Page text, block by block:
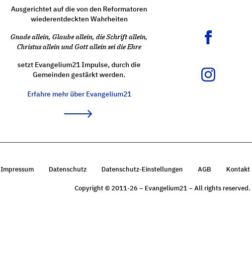
Ausgerichtet auf die von den Reformatoren
wiederentdeckten Wahrheiten
Gnade allein, Glaube allein, die Schrift allein,
Christus allein und Gott allein sei die Ehre
setzt Evangelium21 Impulse, durch die
Gemeinden gestärkt werden.
Erfahre mehr über Evangelium21
Impressum Datenschutz Datenschutz-Einstellungen AGB Kontakt
Copyright © 2011-26 – Evangelium21 – All rights reserved.